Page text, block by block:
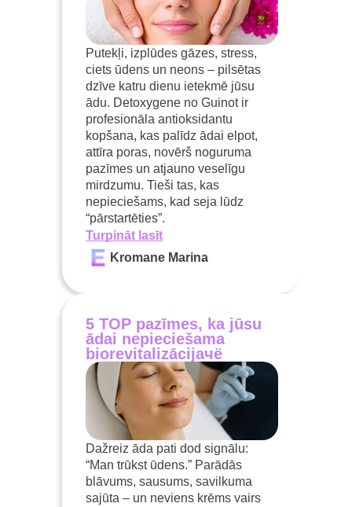
Putekļi, izplūdes gāzes, stress,
ciets ūdens un neons – pilsētas
dzīve katru dienu ietekmē jūsu
ādu. Detoxygene no Guinot ir
profesionāla antioksidantu
kopšana, kas palīdz ādai elpot,
attīra poras, novērš noguruma
pazīmes un atjauno veselīgu
mirdzumu. Tieši tas, kas
nepieciešams, kad seja lūdz
“pārstartēties”.
Turpināt lasīt
Kromane Marina
5 TOP pazīmes, ka jūsu
ādai nepieciešama
biorevitalizācijaчё
Dažreiz āda pati dod signālu:
“Man trūkst ūdens.” Parādās
blāvums, sausums, savilkuma
sajūta – un neviens krēms vairs